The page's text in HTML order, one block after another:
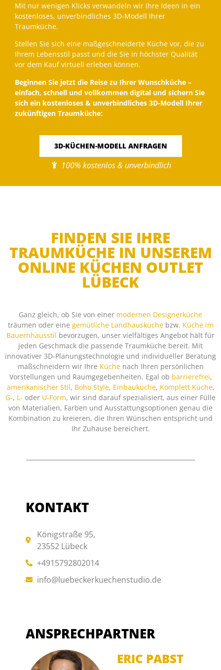
Mit nur wenigen Klicks verwandeln wir Ihre Ideen in ein
kostenloses, unverbindliches 3D-Modell Ihrer
Traumküche.
Stellen Sie sich eine maßgeschneiderte Küche vor, die zu
Ihrem Lebensstil passt und die Sie in höchster Qualität
vor dem Kauf virtuell erleben können.
Beginnen Sie jetzt die Reise zu Ihrer Wunschküche –
einfach, schnell und vollkommen digital und sichern Sie
sich ein kostenloses & unverbindliches 3D-Modell Ihrer
zukünftigen Traumküche:
3D-KÜCHEN-MODELL ANFRAGEN
100% kostenlos & unverbindlich
FINDEN SIE IHRE
TRAUMKÜCHE IN UNSEREM
ONLINE KÜCHEN OUTLET
LÜBECK
Ganz gleich, ob Sie von einer modernen Designerküche
träumen oder eine gemütliche Landhausküchebzw. Küche im
Bauernhausstil bevorzugen, unser vielfältiges Angebot hält für
jeden Geschmack die passende Traumküche bereit. Mit
innovativer 3D-Planungstechnologie und individueller Beratung
maßschneidern wir Ihre Küchenach Ihren persönlichen
Vorstellungen und Raumgegebenheiten. Egal ob barrierefrei,
amerikanischer Stil, Boho Style, Einbauküche, Komplett Küche,
G-, L- oder U-Form, wir sind darauf spezialisiert, aus einer Fülle
von Materialien, Farben und Ausstattungsoptionen genau die
Kombination zu kreieren, die Ihren Wünschen entspricht und
Ihr Zuhause bereichert.
KONTAKT
Königstraße 95,
23552 Lübeck
+4915792802014
info@luebeckerkuechenstudio.de
ANSPRECHPARTNER
ERIC PABST